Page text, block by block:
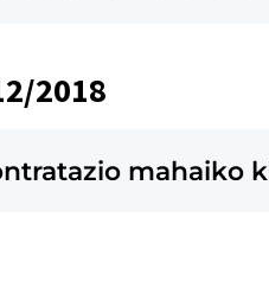
2018
mahaiko